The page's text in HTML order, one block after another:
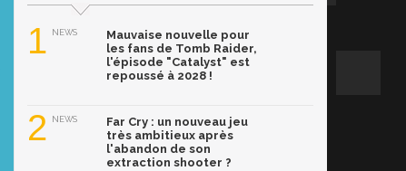
1 NEWS
Mauvaise nouvelle pour
les fans de Tomb Raider,
l'épisode "Catalyst" est
repoussé à 2028 !
2 NEWS
Far Cry : un nouveau jeu
très ambitieux après
l'abandon de son
extraction shooter ?